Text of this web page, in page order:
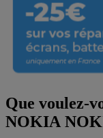
Que voulez-
NOKIA